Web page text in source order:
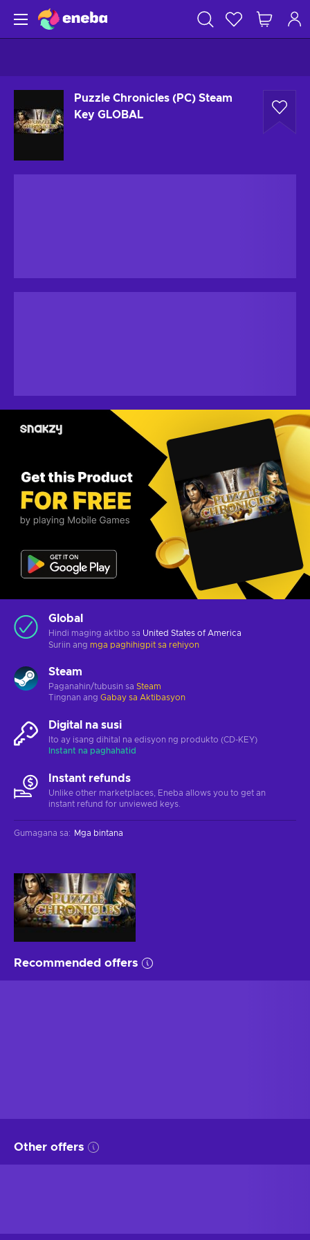
Puzzle Chronicles (PC) Steam
Key GLOBAL
Global
Hindi maging aktibo sa United States of America
Suriin ang mga paghihigpit sa rehiyon
Steam
Paganahin/tubusin sa Steam
Tingnan ang Gabay sa Aktibasyon
Digital na susi
Ito ay isang dihital na edisyon ng produkto (CD-KEY)
Instant na paghahatid
Instant refunds
Unlike other marketplaces, Eneba allows you to get an
instant refund for unviewed keys.
Gumagana sa: Mga bintana
Recommended offers
Other offers